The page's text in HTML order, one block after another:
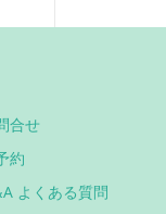
合せ
約
よくある質問